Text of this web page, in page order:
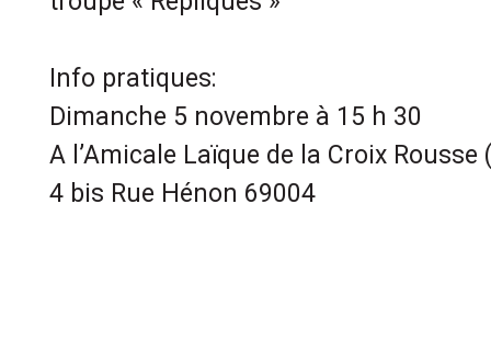
Info pratiques:
Dimanche 5 novembre à 15 h 30
A l’Amicale Laïque de la Croix Rousse
4 bis Rue Hénon 69004